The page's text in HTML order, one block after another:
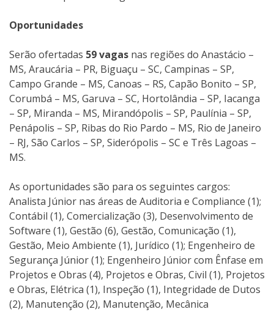
Oportunidades
Serão ofertadas 59 vagas nas regiões do Anastácio –
MS, Araucária – PR, Biguaçu – SC, Campinas – SP,
Campo Grande – MS, Canoas – RS, Capão Bonito – SP,
Corumbá – MS, Garuva – SC, Hortolândia – SP, Iacanga
– SP, Miranda – MS, Mirandópolis – SP, Paulínia – SP,
Penápolis – SP, Ribas do Rio Pardo – MS, Rio de Janeiro
– RJ, São Carlos – SP, Siderópolis – SC e Três Lagoas –
MS.
As oportunidades são para os seguintes cargos:
Analista Júnior nas áreas de Auditoria e Compliance (1);
Contábil (1), Comercialização (3), Desenvolvimento de
Software (1), Gestão (6), Gestão, Comunicação (1),
Gestão, Meio Ambiente (1), Jurídico (1); Engenheiro de
Segurança Júnior (1); Engenheiro Júnior com Ênfase em
Projetos e Obras (4), Projetos e Obras, Civil (1), Projetos
e Obras, Elétrica (1), Inspeção (1), Integridade de Dutos
(2), Manutenção (2), Manutenção, Mecânica